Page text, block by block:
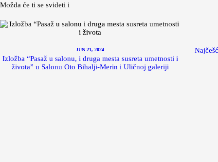
Možda će ti se svideti i
JUN 21, 2024
Izložba “Pasaž u salonu, i druga mesta susreta umetnosti i
života” u Salonu Oto Bihalji-Merin i Uličnoj galeriji